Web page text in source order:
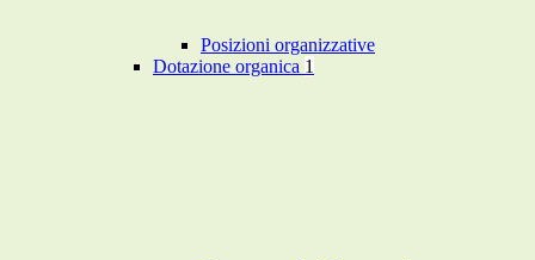
Posizioni organizzative
Dotazione organica 1